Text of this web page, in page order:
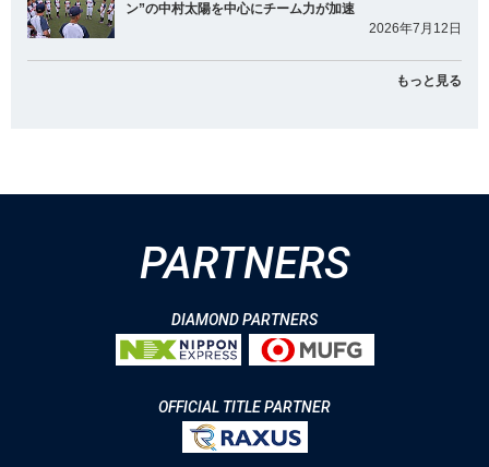
ン”の中村太陽を中心にチーム力が加速
2026年7月12日
もっと見る
PARTNERS
DIAMOND PARTNERS
OFFICIAL TITLE PARTNER